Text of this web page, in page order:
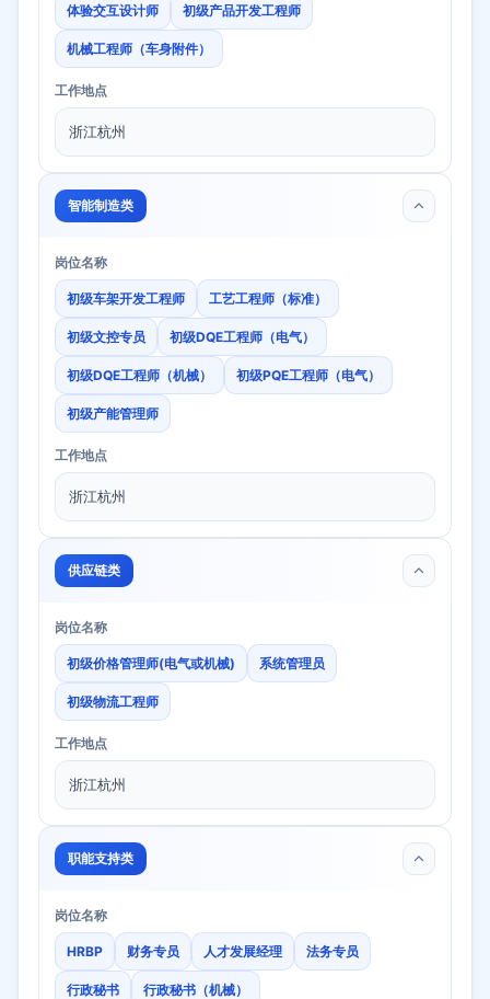
体验交互设计师 初级产品开发工程师
机械工程师（车身附件）
工作地点
浙江杭州
智能制造类
岗位名称
初级车架开发工程师 工艺工程师（标准）
初级文控专员 初级DQE工程师（电气）
初级DQE工程师（机械） 初级PQE工程师（电气）
初级产能管理师
工作地点
浙江杭州
供应链类
岗位名称
初级价格管理师(电气或机械) 系统管理员
初级物流工程师
工作地点
浙江杭州
职能支持类
岗位名称
HRBP 财务专员 人才发展经理 法务专员
行政秘书 行政秘书（机械）